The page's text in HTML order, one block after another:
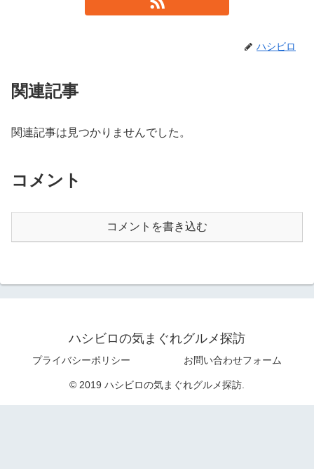
ハシビロ
関連記事
関連記事は見つかりませんでした。
コメント
コメントを書き込む
ハシビロの気まぐれグルメ探訪
プライバシーポリシー お問い合わせフォーム
© 2019 ハシビロの気まぐれグルメ探訪.